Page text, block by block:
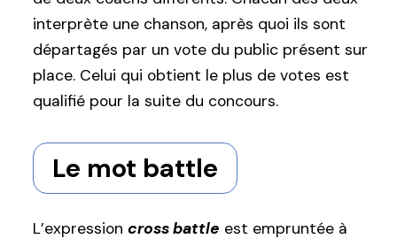
interprète une chanson, après quoi ils sont
départagés par un vote du public présent sur
place. Celui qui obtient le plus de votes est
qualifié pour la suite du concours.
Le mot battle
L’expression cross battle est empruntée à